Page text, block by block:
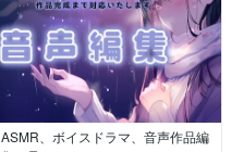
ASMR、ボイスドラマ、音声作品編